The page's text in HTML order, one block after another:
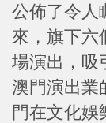
公佈了令人
來，旗下六
場演出，吸
澳門演出業
門在文化娛